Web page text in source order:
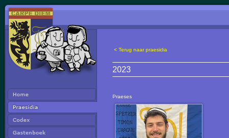
< Terug naar praesidia
2023
Praeses